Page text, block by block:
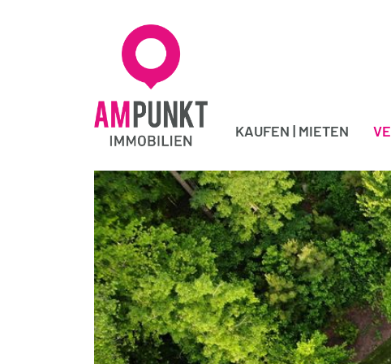
KAUFEN | MIETEN